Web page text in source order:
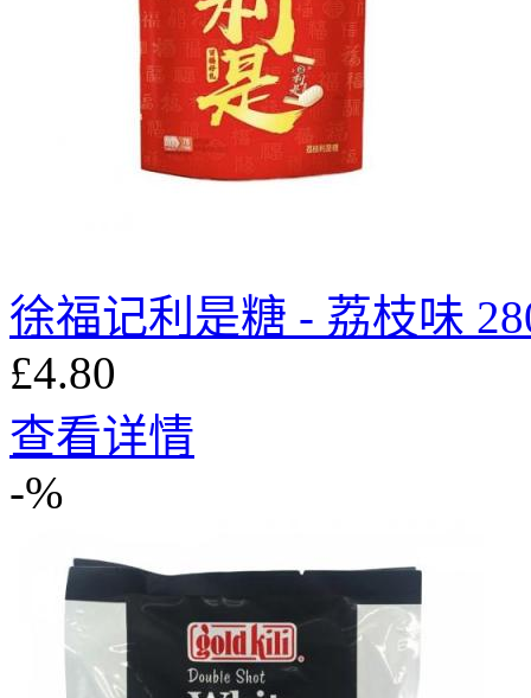
徐福记利是糖 - 荔枝味
£4.80
查看详情
-%